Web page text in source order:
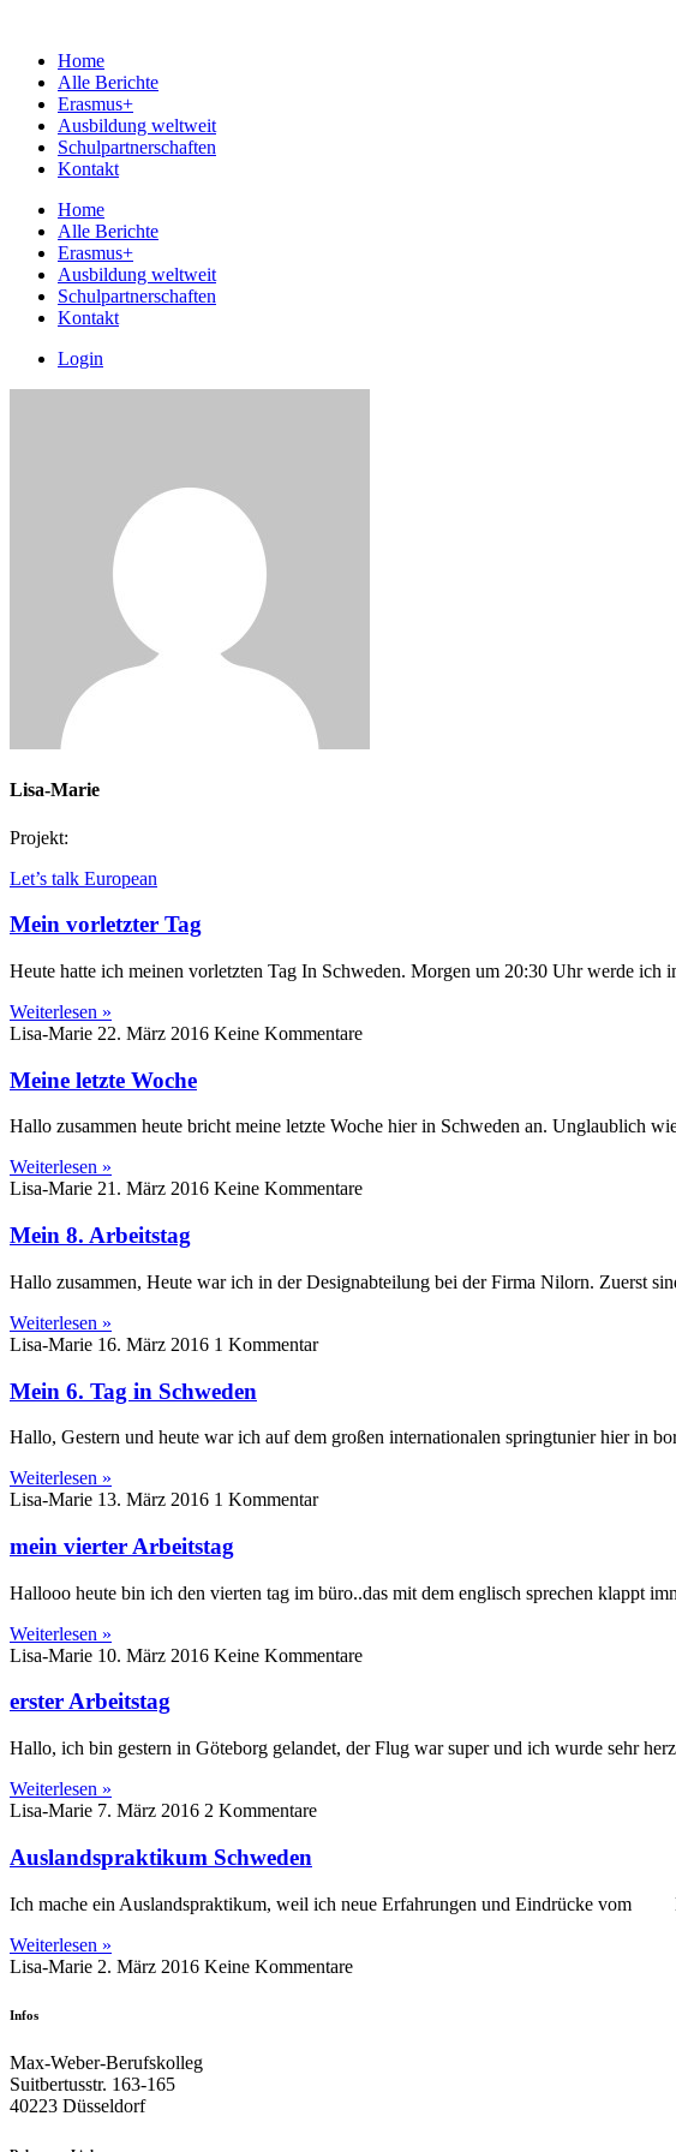
Home
Alle Berichte
Erasmus+
Ausbildung weltweit
Schulpartnerschaften
Kontakt
Home
Alle Berichte
Erasmus+
Ausbildung weltweit
Schulpartnerschaften
Kontakt
Login
Lisa-Marie
Projekt:
Let’s talk European
Mein vorletzter Tag
Heute hatte ich meinen vorletzten Tag In Schweden. Morgen um 20:30 Uhr werde
Weiterlesen »
Lisa-Marie 22. März 2016 Keine Kommentare
Meine letzte Woche
Hallo zusammen heute bricht meine letzte Woche hier in Schweden an. Unglaublich
Weiterlesen »
Lisa-Marie 21. März 2016 Keine Kommentare
Mein 8. Arbeitstag
Hallo zusammen, Heute war ich in der Designabteilung bei der Firma Nilorn. Zuerst
Weiterlesen »
Lisa-Marie 16. März 2016 1 Kommentar
Mein 6. Tag in Schweden
Hallo, Gestern und heute war ich auf dem großen internationalen springtunier hier in
Weiterlesen »
Lisa-Marie 13. März 2016 1 Kommentar
mein vierter Arbeitstag
Hallooo heute bin ich den vierten tag im büro..das mit dem englisch sprechen klappt
Weiterlesen »
Lisa-Marie 10. März 2016 Keine Kommentare
erster Arbeitstag
Hallo, ich bin gestern in Göteborg gelandet, der Flug war super und ich wurde sehr
Weiterlesen »
Lisa-Marie 7. März 2016 2 Kommentare
Auslandspraktikum Schweden
Ich mache ein Auslandspraktikum, weil ich neue Erfahrungen und Eindrücke vom
Weiterlesen »
Lisa-Marie 2. März 2016 Keine Kommentare
Infos
Max-Weber-Berufskolleg
Suitbertusstr. 163-165
40223 Düsseldorf